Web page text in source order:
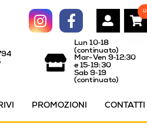
Lun 10‑18
(continuato)
Mar-Ven 9‑12:30
e 15‑19:30
Sab 9‑19
(continuato)
PROMOZIONI CONTATTI
0